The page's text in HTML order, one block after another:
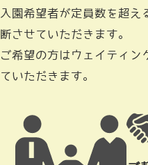
入園希望者が定員数を超え
断させていただきます。
ご希望の方はウェイティ
ていただきます。